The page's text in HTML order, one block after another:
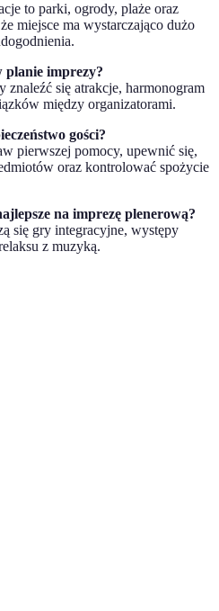
to parki, ogrody, plaże oraz
miejsce ma wystarczająco dużo
planie imprezy?
znaleźć się atrakcje, harmonogram
między organizatorami.
gości?
pierwszej pomocy, upewnić się,
oraz kontrolować spożycie
na imprezę plenerową?
się gry integracyjne, występy
z muzyką.